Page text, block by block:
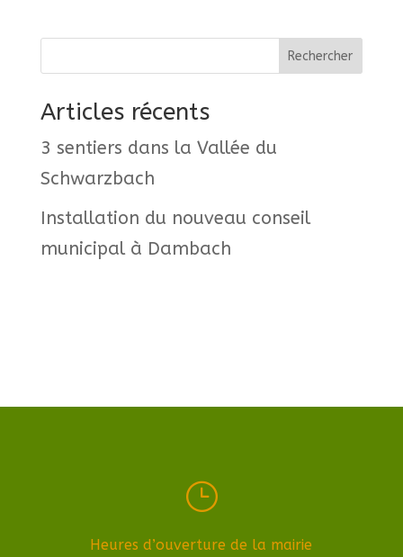
Rechercher
Articles récents
3 sentiers dans la Vallée du
Schwarzbach
Installation du nouveau conseil
municipal à Dambach
}
Heures d’ouverture de la mairie